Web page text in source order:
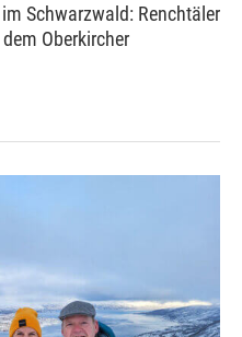
Schwarzwald: Renchtäler
Oberkircher